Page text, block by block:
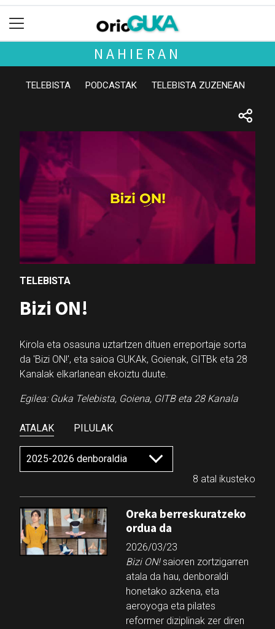
NAHIERAN
TELEBISTA PODCASTAK TELEBISTA ZUZENEAN
TELEBISTA
Bizi ON!
Kirola eta osasuna uztartzen dituen erreportaje sorta
da 'Bizi ON!', eta saioa GUKAk, Goienak, GITBk eta 28
Kanalak elkarlanean ekoiztu duute.
Egilea: Guka Telebista, Goiena, GITB eta 28 Kanala
ATALAK PILULAK
8 atal ikusteko
Oreka berreskuratzeko
ordua da
2026/03/23
Bizi ON!saioren zortzigarren
atala da hau, denboraldi
honetako azkena, eta
aeroyoga eta pilates
reformer diziplinak zer diren